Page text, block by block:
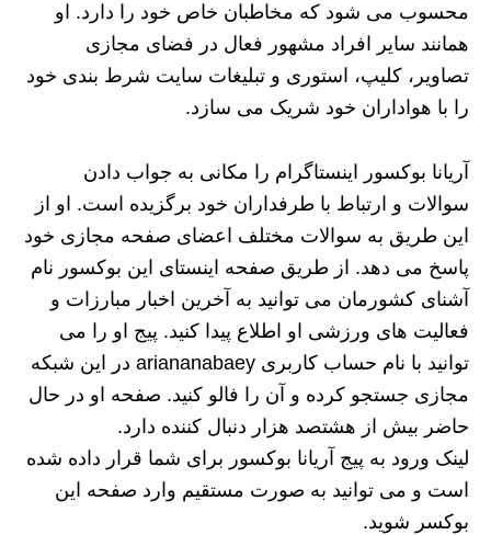
محسوب می شود که مخاطبان خاص خود را دارد. او
همانند سایر افراد مشهور فعال در فضای مجازی
تصاویر، کلیپ، استوری و تبلیغات سایت شرط بندی خود
را با هواداران خود شریک می سازد.
آریانا بوکسور اینستاگرام را مکانی به جواب دادن
سوالات و ارتباط با طرفداران خود برگزیده است. او از
این طریق به سوالات مختلف اعضای صفحه مجازی خود
پاسخ می دهد. از طریق صفحه اینستای این بوکسور نام
آشنای کشورمان می توانید به آخرین اخبار مبارزات و
فعالیت های ورزشی او اطلاع پیدا کنید. پیج او را می
توانید با نام حساب کاربری ariananabaey در این شبکه
مجازی جستجو کرده و آن را فالو کنید. صفحه او در حال
حاضر بیش از هشتصد هزار دنبال کننده دارد.
لینک ورود به پیج آریانا بوکسور برای شما قرار داده شده
است و می توانید به صورت مستقیم وارد صفحه این
بوکسر شوید.